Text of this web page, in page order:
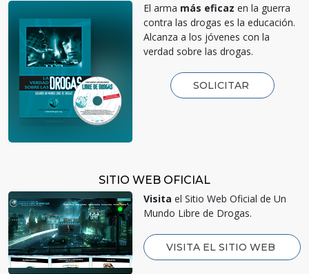
El arma más eficaz en la guerra
contra las drogas es la educación.
Alcanza a los jóvenes con la
verdad sobre las drogas.
SOLICITAR
SITIO WEB OFICIAL
Visita el Sitio Web Oficial de Un
Mundo Libre de Drogas.
VISITA EL SITIO WEB